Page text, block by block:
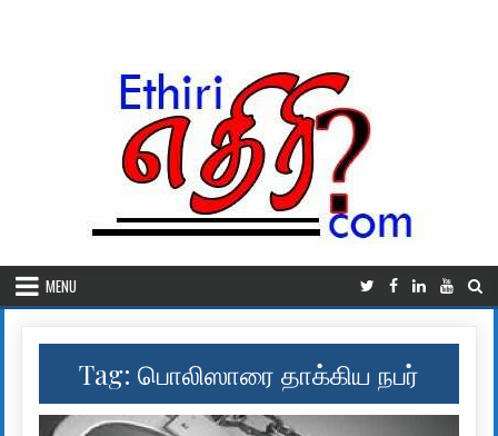
MENU
Tag: பொலிஸாரை தாக்கிய நபர்